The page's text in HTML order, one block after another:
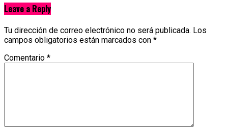
Leave a Reply
Tu dirección de correo electrónico no será publicada. Los
campos obligatorios están marcados con *
Comentario *